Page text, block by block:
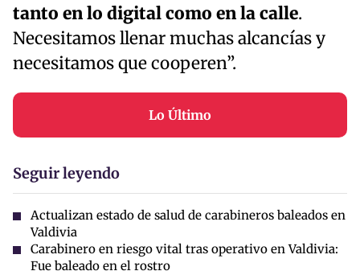
tanto en lo digital como en la calle.
Necesitamos llenar muchas alcancías y
necesitamos que cooperen”.
Lo Último
Seguir leyendo
Actualizan estado de salud de carabineros baleados en
Valdivia
Carabinero en riesgo vital tras operativo en Valdivia:
Fue baleado en el rostro